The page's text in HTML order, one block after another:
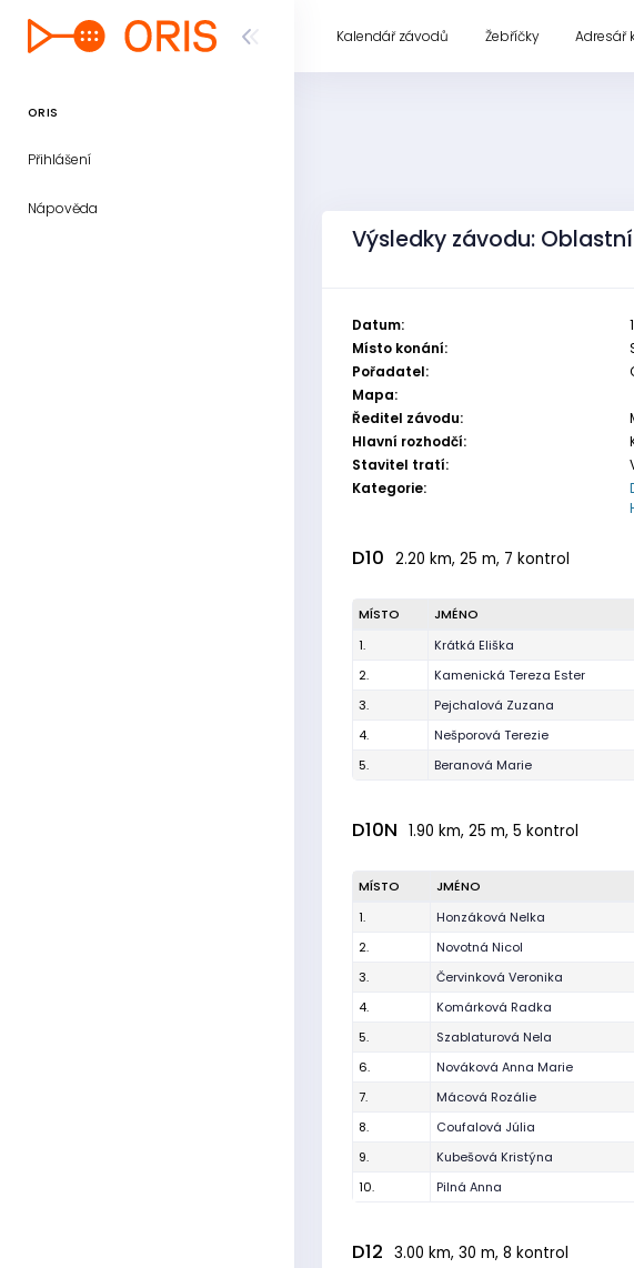
ORIS
Přihlášení
Nápověda
Kalendář závodů Žebříčky Adresář
Výsledky závodu:
Datum:
Místo konání:
Pořadatel:
Mapa:
Ředitel závodu:
Hlavní rozhodčí:
Stavitel tratí:
Kategorie:
D10 2.20 km, 25 m, 7 kontrol
MÍSTO JMÉNO
1.
Krátká Eliška
2.
Kamenická Tereza Ester
3.
Pejchalová Zuzana
4.
Nešporová Terezie
5.
Beranová Marie
D10N 1.90 km, 25 m, 5 kontrol
MÍSTO JMÉNO
1.
Honzáková Nelka
2.
Novotná Nicol
3.
Červinková Veronika
4.
Komárková Radka
5.
Szablaturová Nela
6.
Nováková Anna Marie
7.
Mácová Rozálie
8.
Coufalová Júlia
9.
Kubešová Kristýna
10.
Pilná Anna
D12 3.00 km, 30 m, 8 kontrol